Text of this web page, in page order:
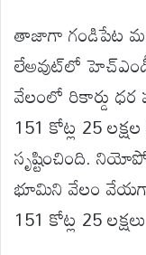
తాజాగా గండిపేట
లేఅవుట్‌లో
వేలంలో రికార్డు
151 కోట్ల 25
సృష్టించింది.
భూమిని వేలం
151 కోట్ల 25